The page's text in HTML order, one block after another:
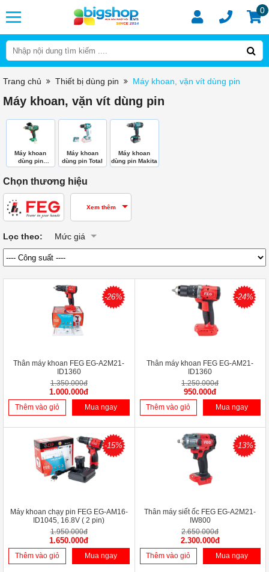
0
Trang chủ Thiết bị dùng pin Máy khoan, vặn vít dùng pin
Máy khoan, vặn vít dùng pin
Máy khoan
dùng pin
DEKTON
Máy khoan
dùng pin Total
Máy khoan
dùng pin Makita
Chọn thương hiệu
Xem thêm
Lọc theo: Mức giá
-26%
Thân máy khoan FEG EG-A2M21-
ID1360
1.350.000đ
1.000.000đ
Thêm vào giỏ Mua ngay
-24%
Thân máy khoan FEG EG-AM21-
ID1360
1.250.000đ
950.000đ
Thêm vào giỏ Mua ngay
-15%
Máy khoan chạy pin FEG EG-AM16-
ID1045, 16.8V ( 2 pin)
1.950.000đ
1.650.000đ
Thêm vào giỏ Mua ngay
-13%
Thân máy siết ốc FEG EG-A2M21-
IW800
2.650.000đ
2.300.000đ
Thêm vào giỏ Mua ngay